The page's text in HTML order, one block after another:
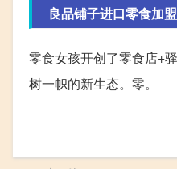
良品铺子进口零食加
零食女孩开创了零食店+
树一帜的新生态。零。